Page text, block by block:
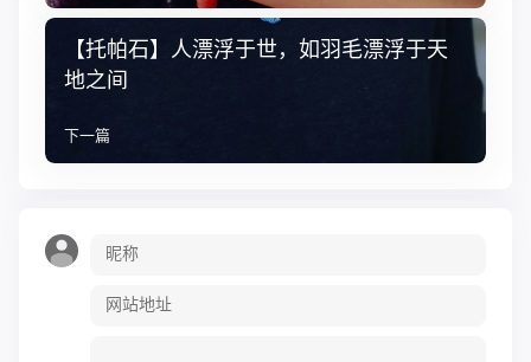
【托帕石】人漂浮于世，如羽毛漂浮于天
地之间
下一篇